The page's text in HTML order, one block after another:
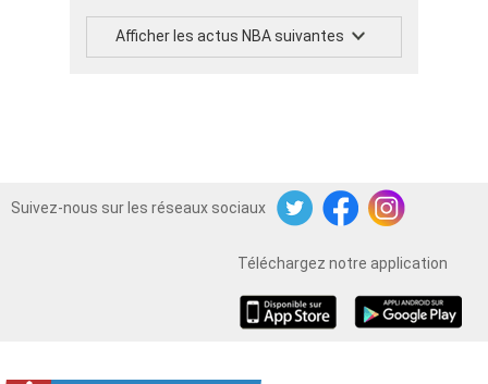
Afficher les actus NBA suivantes
Suivez-nous sur les réseaux sociaux
TwitterFacebookInstagram
Téléchargez notre application